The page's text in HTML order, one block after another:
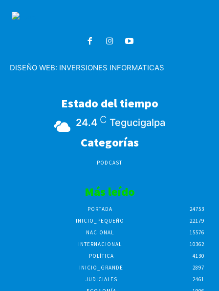
DISEÑO WEB: INVERSIONES INFORMATICAS
Estado del tiempo
24.4 C Tegucigalpa
Categorías
PODCAST
Más leído
PORTADA
24753
INICIO_PEQUEÑO
22179
NACIONAL
15576
INTERNACIONAL
10362
POLÍTICA
4130
INICIO_GRANDE
2897
JUDICIALES
2461